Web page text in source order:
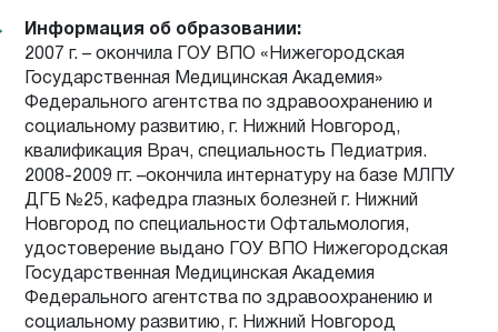
Информация об образовании:
2007 г. – окончила ГОУ ВПО «Нижегородская
Государственная Медицинская Академия»
Федерального агентства по здравоохранению и
социальному развитию, г. Нижний Новгород,
квалификация Врач, специальность Педиатрия.
2008-2009 гг. –окончила интернатуру на базе МЛПУ
ДГБ №25, кафедра глазных болезней г. Нижний
Новгород по специальности Офтальмология,
удостоверение выдано ГОУ ВПО Нижегородская
Государственная Медицинская Академия
Федерального агентства по здравоохранению и
социальному развитию, г. Нижний Новгород